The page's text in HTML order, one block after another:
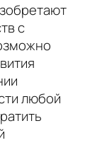
с
любой